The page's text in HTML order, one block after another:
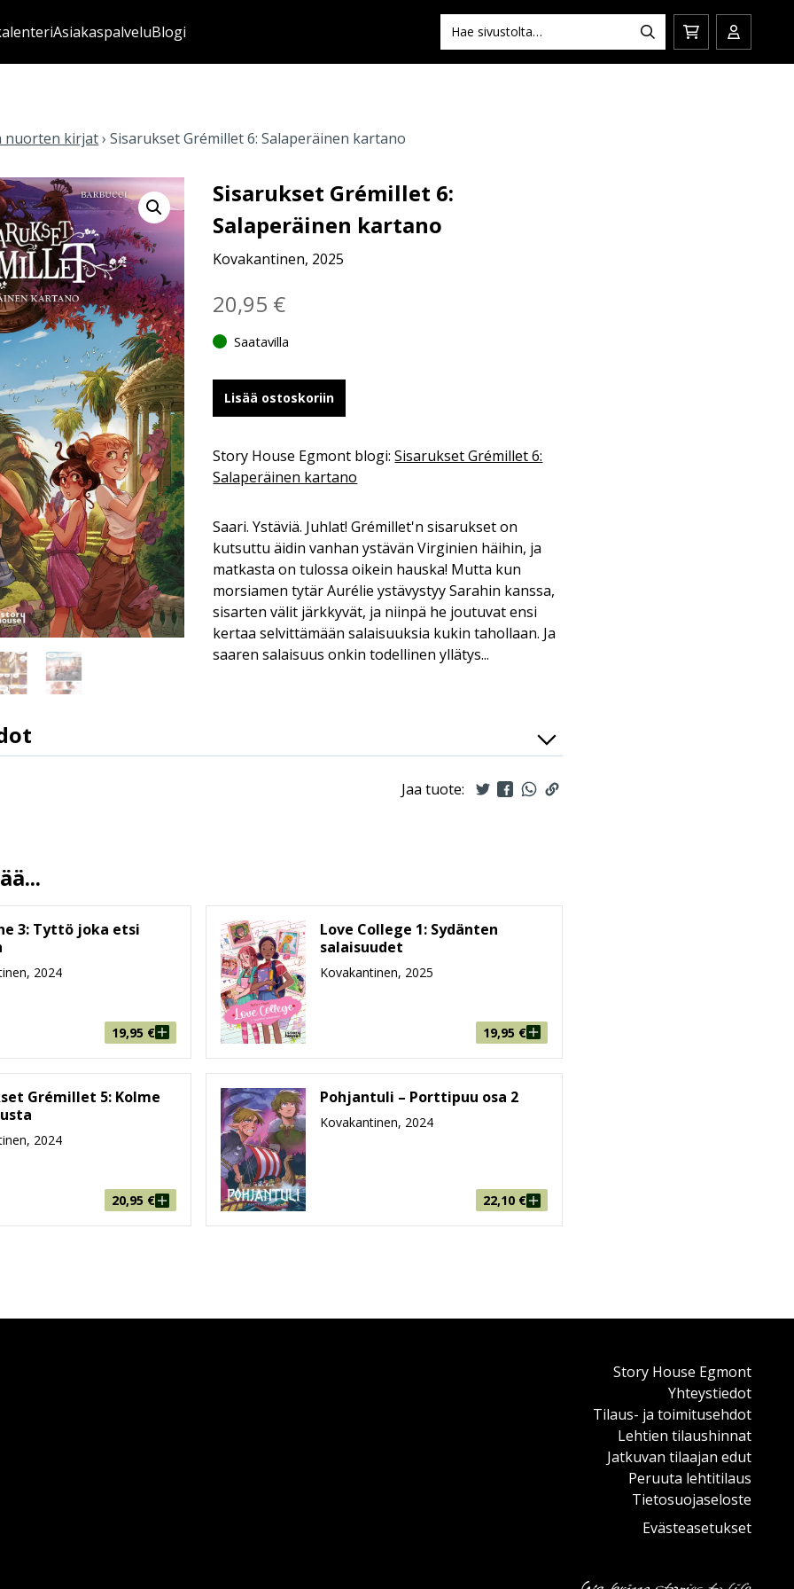
AsiakaspalveluBlogi
Hae:
Hae
Siirry
Avaa/
nuorten kirjat›Sisarukset Grémillet 6: Salaperäinen kartano
Sisarukset Grémillet 6:
Salaperäinen kartano
Kovakantinen, 2025
20,95 €
Saatavilla
Lisää ostoskoriin
Story House Egmont blogi:Sisarukset Grémillet 6:
Salaperäinen kartano
Saari. Ystäviä. Juhlat! Grémillet'n sisarukset on
kutsuttu äidin vanhan ystävän Virginien häihin, ja
matkasta on tulossa oikein hauska! Mutta kun
morsiamen tytär Aurélie ystävystyy Sarahin kanssa,
sisarten välit järkkyvät, ja niinpä he joutuvat ensi
kertaa selvittämään salaisuuksia kukin tahollaan. Ja
saaren salaisuus onkin todellinen yllätys...
9789523347489
72
222 mm * 291 mm * 11 mm
508g
Jaa tuote:
3: Tyttö joka etsi
2024
19,95 €
Love College 1: Sydänten
salaisuudet
Kovakantinen, 2025
19,95 €
Grémillet 5: Kolme
2024
20,95 €
Pohjantuli – Porttipuu osa 2
Kovakantinen, 2024
22,10 €
Story House Egmont
Yhteystiedot
Tilaus- ja toimitusehdot
Lehtien tilaushinnat
Jatkuvan tilaajan edut
Peruuta lehtitilaus
Tietosuojaseloste
Evästeasetukset